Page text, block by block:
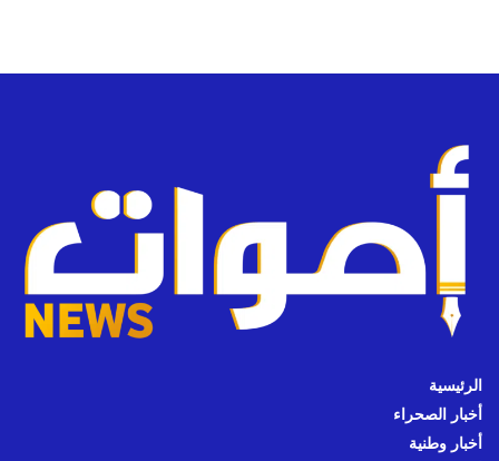
الرئيسية
أخبار الصحراء
أخبار وطنية